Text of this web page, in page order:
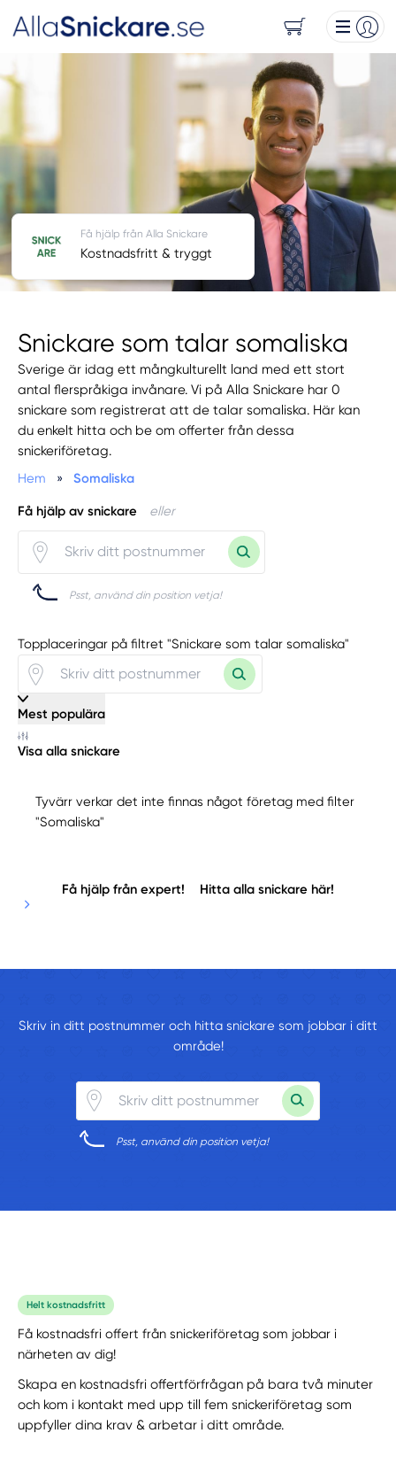
Snickare som talar somaliska
Sverige är idag ett mångkulturellt land med ett stort
antal flerspråkiga invånare. Vi på Alla Snickare har 0
snickare som registrerat att de talar somaliska. Här kan
du enkelt hitta och be om offerter från dessa
snickeriföretag.
Hem
» Somaliska
Få hjälp av snickare eller
Psst, använd din position vetja!
Få hjälp från Alla Snickare
Kostnadsfritt & tryggt
Topplaceringar på filtret "Snickare som talar somaliska"
Mest populära
Visa alla snickare
Tyvärr verkar det inte finnas något företag med filter
"Somaliska"
Få hjälp från expert! Hitta alla snickare här!
Skriv in ditt postnummer och hitta snickare som jobbar i ditt
område!
Psst, använd din position vetja!
Helt kostnadsfritt
Få kostnadsfri offert från snickeriföretag som jobbar i
närheten av dig!
Skapa en kostnadsfri offertförfrågan på bara två minuter
och kom i kontakt med upp till fem snickeriföretag som
uppfyller dina krav & arbetar i ditt område.